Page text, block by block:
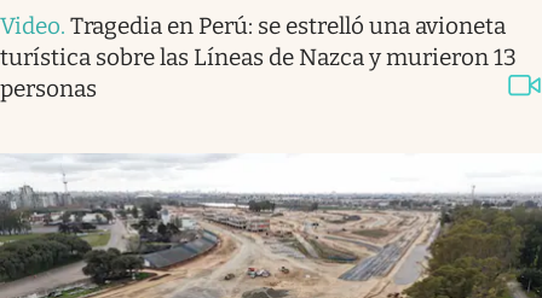
Video. Tragedia en Perú: se estrelló una avioneta
turística sobre las Líneas de Nazca y murieron 13
personas